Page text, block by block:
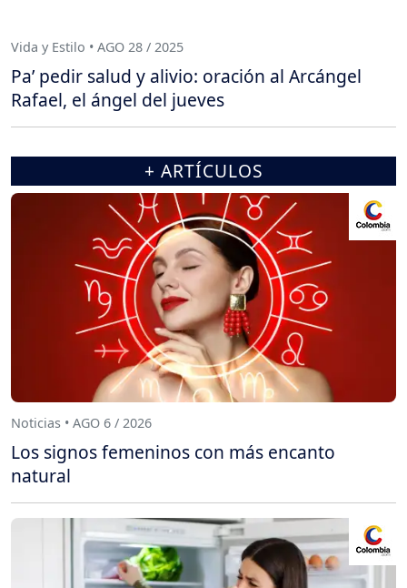
Vida y Estilo • AGO 28 / 2025
Pa’ pedir salud y alivio: oración al Arcángel
Rafael, el ángel del jueves
+ ARTÍCULOS
Noticias • AGO 6 / 2026
Los signos femeninos con más encanto
natural